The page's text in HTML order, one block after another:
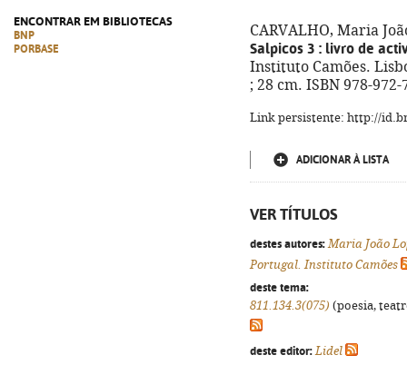
ENCONTRAR EM BIBLIOTECAS
BNP
PORBASE
CARVALHO, Maria
Salpicos 3 : livro de
Instituto Camões.
; 28 cm. ISBN 978-972-
Link persistente: http://
ADICIONAR À LISTA
VER TÍTULOS
destes autores: Maria João
Portugal. Instituto Camões
deste tema:
811.134.3(075) (poesia,
deste editor: Lidel